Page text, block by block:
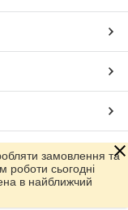
замовлення та
роботи сьогодні
в найближчий